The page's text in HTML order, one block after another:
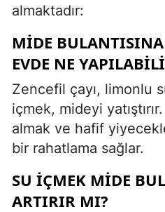
almaktadır:
MIDE
EVDE NE
Zencefil çayı, limonlu
içmek, mideyi
almak ve hafif
bir rahatlama sağlar.
SU IÇMEK MIDE
ARTIRIR MI?